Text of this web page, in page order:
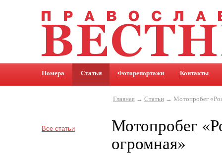
Номера Статьи Фоторепортажи Контакты
Все статьи
Главная→ Статьи→ Мотопробег
Мотопробег
огромная»